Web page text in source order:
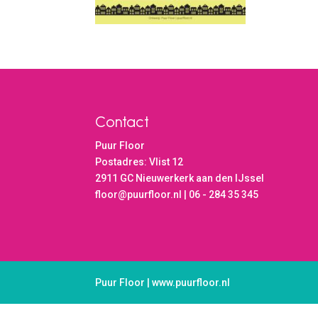
Contact
Puur Floor
Postadres: Vlist 12
2911 GC Nieuwerkerk aan den IJssel
floor@puurfloor.nl | 06 - 284 35 345
Puur Floor | www.puurfloor.nl